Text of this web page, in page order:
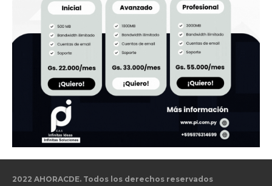
2022 AHORACDE. Todos los derechos reservados